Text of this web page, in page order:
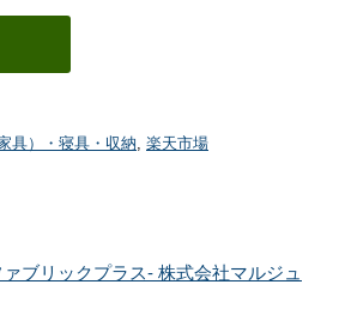
具）・寝具・収納, 楽天市場
ブリックプラス- 株式会社マルジュ